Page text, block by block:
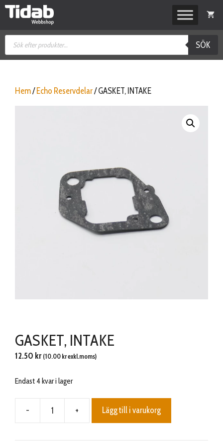
Hoppa
Produktsökning
SÖK
Hem/ Echo Reservdelar/ GASKET, INTAKE
GASKET, INTAKE
12.50 kr (10.00 krexkl.moms)
Endast 4 kvar i lager
-
GASKET,
mängd
+ Lägg till i varukorg